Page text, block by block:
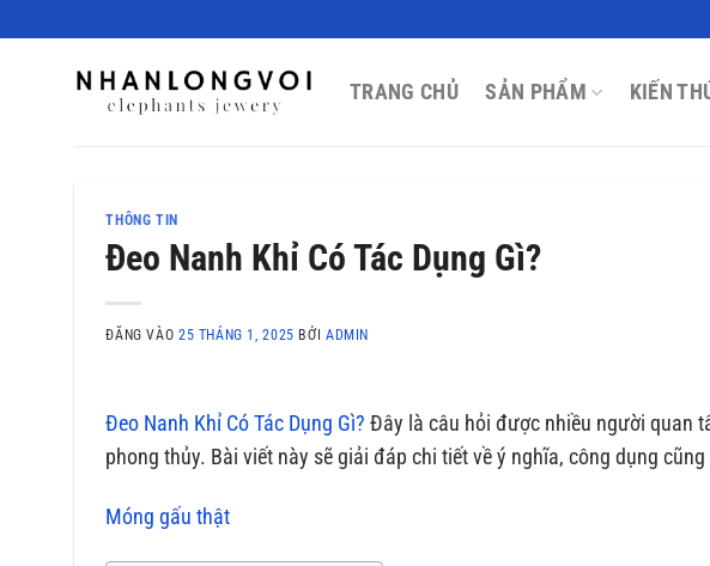
TRANG CHỦ SẢN PHẨM KIẾN
THÔNG TIN
Đeo Nanh Khỉ Có Tác Dụng Gì?
ĐĂNG VÀO 25 THÁNG 1, 2025 BỞI ADMIN
Đeo Nanh Khỉ Có Tác Dụng Gì? Đây là câu hỏi được nhiều người quan
phong thủy. Bài viết này sẽ giải đáp chi tiết về ý nghĩa, công dụng
Móng gấu thật